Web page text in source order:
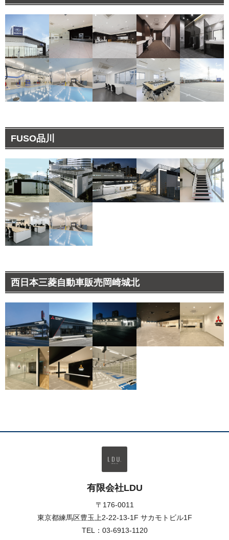
FUSO品川
西日本三菱自動車販売岡崎城北
有限会社LDU
〒176-0011
東京都練馬区豊玉上2-22-13-1F サカモトビル1F
TEL： 03-6913-1120